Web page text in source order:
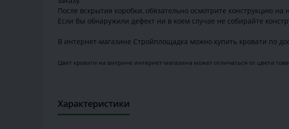
После вскрытия коробки, обязательно осмотрите конструкцию
Если Вы обнаружили дефект ни в коем случае не собирайте
В интернет-магазине Стройплощадка можно купить кровати по
Цвет кровати на витрине интернет-магазина может отличаться от цвета
Характеристики